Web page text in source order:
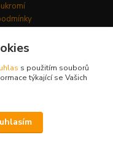
s použitím souborů
týkající se Vašich